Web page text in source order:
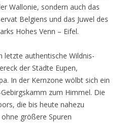
Wallonie, sondern auch das
Belgiens und das Juwel des
Hohes Venn – Eifel.
letzte authentische Wildnis-
der Städte Eupen,
In der Kernzone wölbt sich ein
zum Himmel. Die
die bis heute nahezu
größere Spuren